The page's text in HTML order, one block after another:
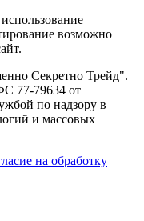
возможно
Секретно Трейд".
77-79634 от
по надзору в
и массовых
на обработку